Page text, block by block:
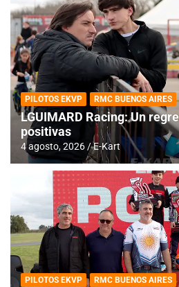
PILOTOS EKVP RMC BUENOS AIRES
LGUIMARD Racing: Un
positivas
4 agosto, 2026 E-Kart
PILOTOS EKVP RMC BUENOS AIRES